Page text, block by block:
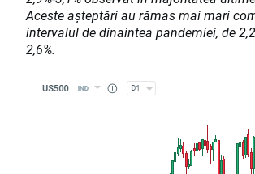
Aceste așteptări au rămas mai mari
intervalul de dinaintea pandemiei, de
2,6%.